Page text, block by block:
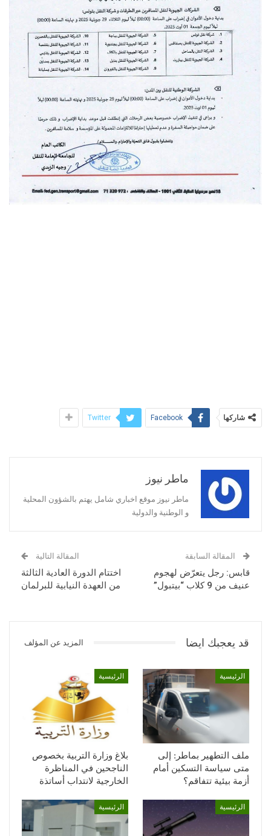
شاركها Facebook
Twitter
ماطر نيوز
ماطر نيوز موقع اخباري شامل يهتم بالشؤون المحلية
و الوطنية والدولية
المقالة السابقة
قابس: رجل يتعرّض لهجوم
عنيف من 9 كلاب “بيتبول”
المقالة التالية
اختتام الدورة العادية الثالثة
من العهدة النيابية للبرلمان
قد يعجبك ايضا المزيد عن المؤلف
الرئيسية
ملف التطهير بماطر: إلى
متى سياسة التسكين أمام
أزمة بيئية تتفاقم؟
الرئيسية
بلاغ وزارة التربية بخصوص
الناجحين في المناظرة
الخارجية لانتداب أساتذة
الرئيسية الرئيسية